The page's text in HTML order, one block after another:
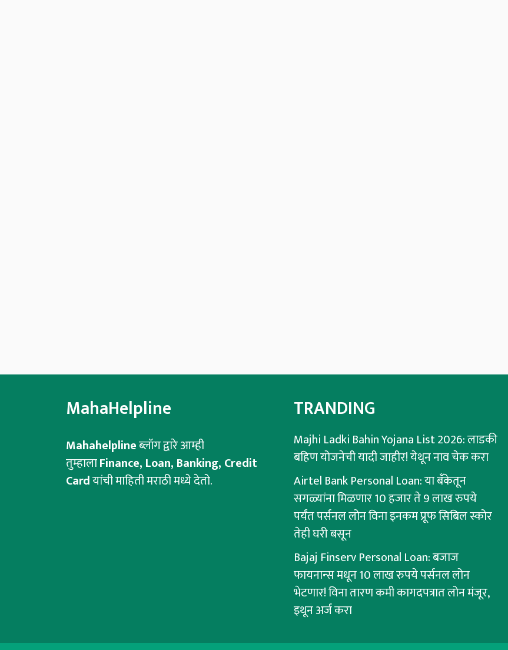
MahaHelpline
Mahahelplineब्लॉग द्वारे आम्ही
तुम्हालाFinance, Loan, Banking, Credit
Cardयांची माहिती मराठी मध्ये देतो.
TRANDING
Majhi Ladki Bahin Yojana List 2026: लाडकी
बहिण योजनेची यादी जाहीर! येथून नाव चेक करा
Airtel Bank Personal Loan: या बँकेतून
सगळ्यांना मिळणार 10 हजार ते 9 लाख रुपये
पर्यंत पर्सनल लोन विना इनकम प्रूफ सिबिल स्कोर
तेही घरी बसून
Bajaj Finserv Personal Loan: बजाज
फायनान्स मधून 10 लाख रुपये पर्सनल लोन
भेटणार! विना तारण कमी कागदपत्रात लोन मंजूर,
इथून अर्ज करा